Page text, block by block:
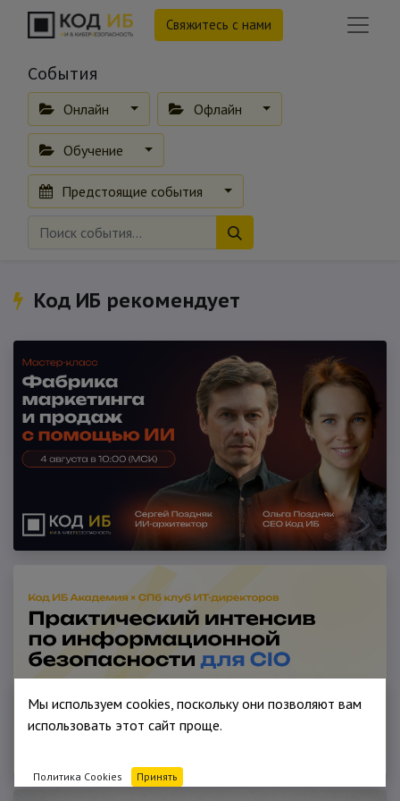
Свяжитесь с нами
События
Онлайн Офлайн
Обучение
Предстоящие события
Код ИБ рекомендует
Мы используем cookies, поскольку они позволяют вам
использовать этот сайт проще.
Политика Cookies Принять